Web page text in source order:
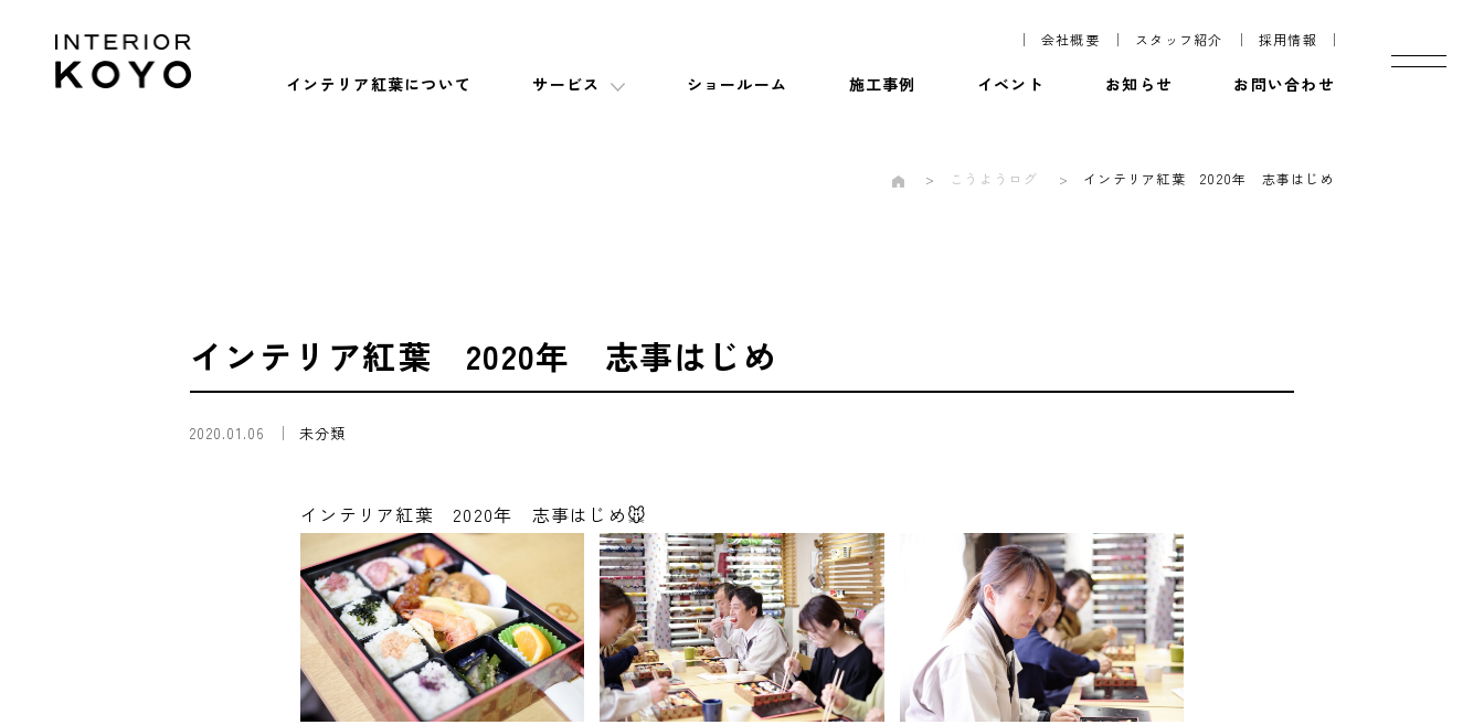
会社概要 スタッフ紹介 採用情報
インテリア紅葉について サービス ショールーム 施工事例 イベント お知らせ お問い合わせ
こうようログ インテリア紅葉 2020年 志事はじめ
インテリア紅葉 2020年 志事はじめ
2020.01.06 未分類
インテリア紅葉 2020年 志事はじめ🐭